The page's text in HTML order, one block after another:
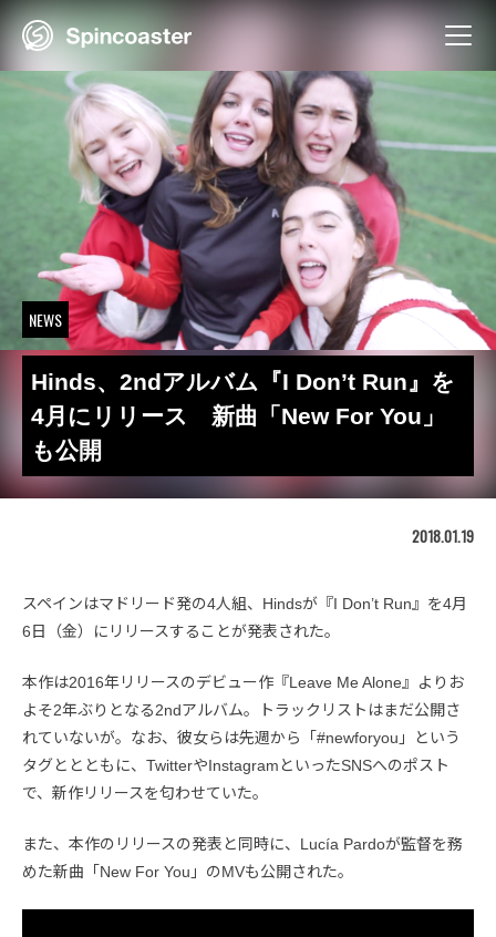
Skip
NEWS
Hinds、2ndアルバム『I Don’t Run』を
4月にリリース 新曲「New For You」
も公開
2018.01.19
スペインはマドリード発の4人組、Hindsが『I Don’t Run』を4月
6日（金）にリリースすることが発表された。
本作は2016年リリースのデビュー作『Leave Me Alone』よりお
よそ2年ぶりとなる2ndアルバム。トラックリストはまだ公開さ
れていないが。なお、彼女らは先週から「#newforyou」という
タグととともに、TwitterやInstagramといったSNSへのポスト
で、新作リリースを匂わせていた。
また、本作のリリースの発表と同時に、Lucía Pardoが監督を務
めた新曲「New For You」のMVも公開された。